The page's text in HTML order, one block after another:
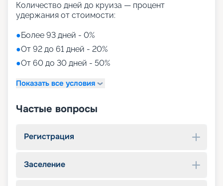
Количество дней до круиза — процент
удержания от стоимости:
●Более 93 дней - 0%
●От 92 до 61 дней - 20%
●От 60 до 30 дней - 50%
Показать все условия
Частые вопросы
Регистрация
Заселение